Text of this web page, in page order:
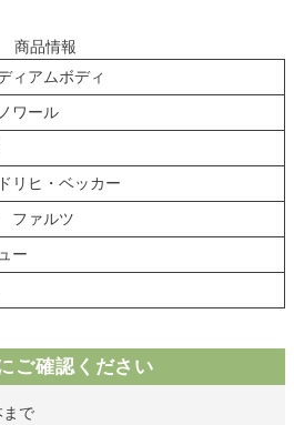
商品情報
ィアムボディ
ワール
リヒ・ベッカー
ファルツ
ー
ご確認ください
で